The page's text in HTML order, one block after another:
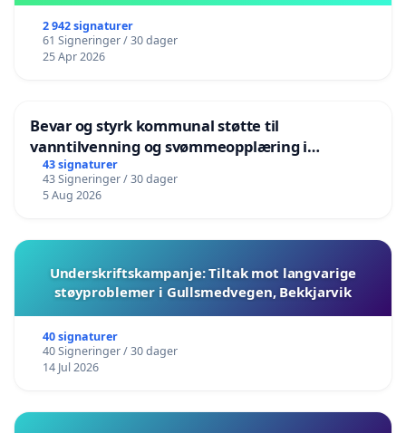
2 942 signaturer
61 Signeringer / 30 dager
25 Apr 2026
Bevar og styrk kommunal støtte til
vanntilvenning og svømmeopplæring i
barnehagene i Haugesund
43 signaturer
43 Signeringer / 30 dager
5 Aug 2026
Underskriftskampanje: Tiltak mot langvarige
støyproblemer i Gullsmedvegen, Bekkjarvik
40 signaturer
40 Signeringer / 30 dager
14 Jul 2026